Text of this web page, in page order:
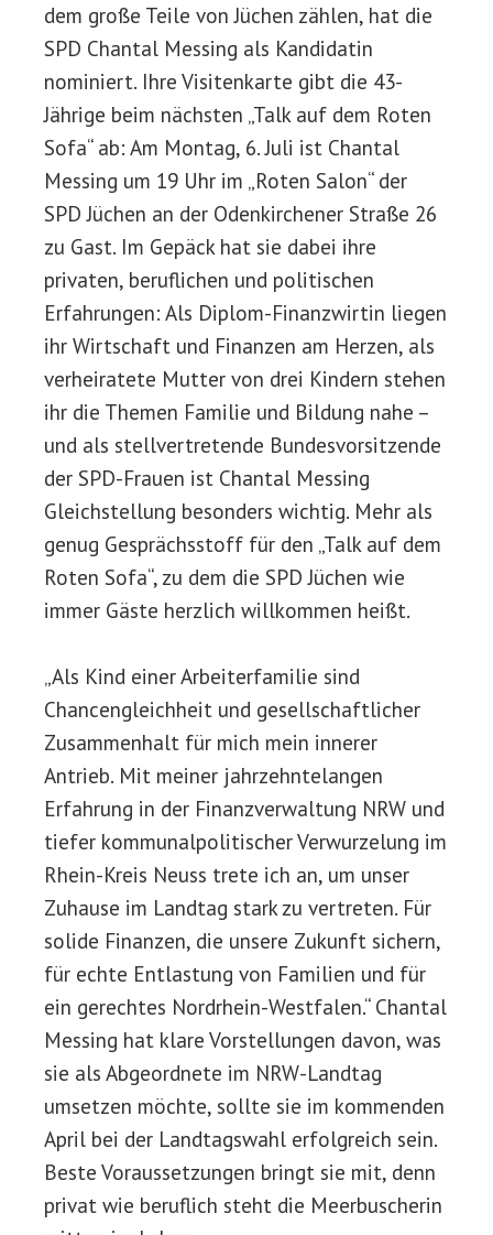
dem große Teile von Jüchen zählen, hat die
SPD Chantal Messing als Kandidatin
nominiert. Ihre Visitenkarte gibt die 43-
Jährige beim nächsten „Talk auf dem Roten
Sofa“ ab: Am Montag, 6. Juli ist Chantal
Messing um 19 Uhr im „Roten Salon“ der
SPD Jüchen an der Odenkirchener Straße 26
zu Gast. Im Gepäck hat sie dabei ihre
privaten, beruflichen und politischen
Erfahrungen: Als Diplom-Finanzwirtin liegen
ihr Wirtschaft und Finanzen am Herzen, als
verheiratete Mutter von drei Kindern stehen
ihr die Themen Familie und Bildung nahe –
und als stellvertretende Bundesvorsitzende
der SPD-Frauen ist Chantal Messing
Gleichstellung besonders wichtig. Mehr als
genug Gesprächsstoff für den „Talk auf dem
Roten Sofa“, zu dem die SPD Jüchen wie
immer Gäste herzlich willkommen heißt.
„Als Kind einer Arbeiterfamilie sind
Chancengleichheit und gesellschaftlicher
Zusammenhalt für mich mein innerer
Antrieb. Mit meiner jahrzehntelangen
Erfahrung in der Finanzverwaltung NRW und
tiefer kommunalpolitischer Verwurzelung im
Rhein-Kreis Neuss trete ich an, um unser
Zuhause im Landtag stark zu vertreten. Für
solide Finanzen, die unsere Zukunft sichern,
für echte Entlastung von Familien und für
ein gerechtes Nordrhein-Westfalen.“ Chantal
Messing hat klare Vorstellungen davon, was
sie als Abgeordnete im NRW-Landtag
umsetzen möchte, sollte sie im kommenden
April bei der Landtagswahl erfolgreich sein.
Beste Voraussetzungen bringt sie mit, denn
privat wie beruflich steht die Meerbuscherin